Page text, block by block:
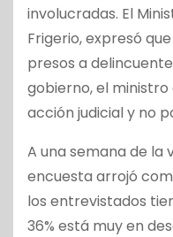
involucradas. El
Frigerio, expresó
presos a
gobierno, el
acción judicial y no
A una semana de la
encuesta arrojó
los entrevistados
36% está muy en